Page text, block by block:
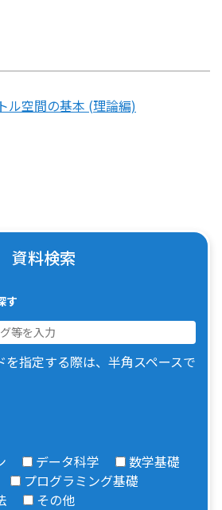
ル空間の基本 (理論編)
資料検索
す
指定する際は、半角スペースで
データ科学
数学基礎
プログラミング基礎
その他